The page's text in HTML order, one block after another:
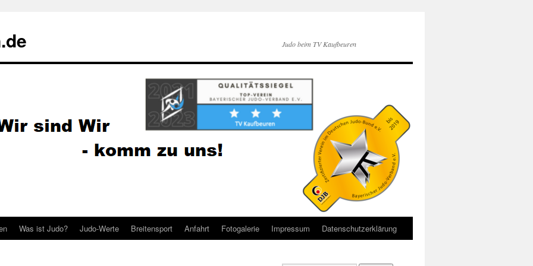
Judo beim TV Kaufbeuren
Was ist Judo? Judo-Werte Breitensport Anfahrt Fotogalerie Impressum Datenschutzerklärung